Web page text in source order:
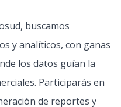
buscamos
y analíticos, con ganas
los datos guían la
Participarás en
de reportes y